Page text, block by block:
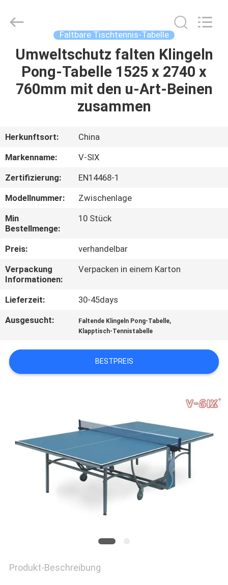
ZU
HAUSE
ÜBER
UNS
WERKSBESICHTIGUNG
QUALITÄTSKONTROLLE
KONTAKT
MIT
UNS
BITTE
EIN
ANGEBOT
PRIVACY
POLICY
Sports
Ltd..
Faltbare Tischtennis-Tabelle
Umweltschutz falten Klingeln
Pong-Tabelle 1525 x 2740 x
760mm mit den u-Art-Beinen
zusammen
Herkunftsort:
China
Markenname:
V-SIX
Zertifizierung:
EN14468-1
Modellnummer:
Zwischenlage
Min
Bestellmenge:
10 Stück
Preis:
verhandelbar
Verpackung
Informationen:
Verpacken in einem Karton
Lieferzeit:
30-45days
Ausgesucht:
Faltende Klingeln Pong-Tabelle,
Klapptisch-Tennistabelle
BESTPREIS
Produkt-Beschreibung